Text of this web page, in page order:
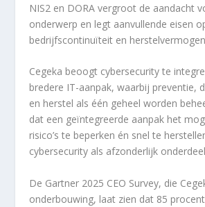
NIS2 en DORA vergroot de aandacht
onderwerp en legt aanvullende eisen
bedrijfscontinuïteit en
Cegeka beoogt cybersecurity te
bredere IT-aanpak, waarbij preventie,
en herstel als één geheel worden
dat een geïntegreerde aanpak het
risico’s te beperken én snel te
cybersecurity als afzonderlijk
De Gartner 2025 CEO Survey, die
onderbouwing, laat zien dat 85 procent